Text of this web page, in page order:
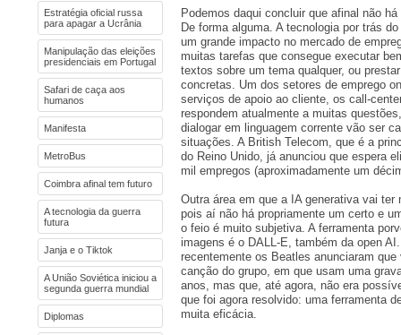
Estratégia oficial russa
para apagar a Ucrânia
Manipulação das eleições
presidenciais em Portugal
Safari de caça aos
humanos
Manifesta
MetroBus
Coimbra afinal tem futuro
A tecnologia da guerra
futura
Janja e o Tiktok
A União Soviética iniciou a
segunda guerra mundial
Diplomas
Podemos daqui concluir que afinal não
De forma alguma. A tecnologia por trás
um grande impacto no mercado de
muitas tarefas que consegue executar
textos sobre um tema qualquer, ou
concretas. Um dos setores de emprego
serviços de apoio ao cliente, os call-
respondem atualmente a muitas
dialogar em linguagem corrente vão ser
situações. A British Telecom, que é a
do Reino Unido, já anunciou que espera
mil empregos (aproximadamente um
Outra área em que a IA generativa vai
pois aí não há propriamente um certo e
o feio é muito subjetiva. A ferramenta
imagens é o DALL-E, também da open
recentemente os Beatles anunciaram
canção do grupo, em que usam uma
anos, mas que, até agora, não era
que foi agora resolvido: uma ferramenta
muita eficácia.